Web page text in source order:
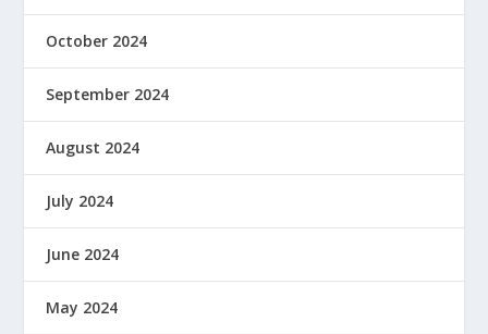
October 2024
September 2024
August 2024
July 2024
June 2024
May 2024